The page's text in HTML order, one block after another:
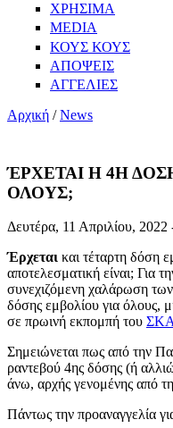
ΧΡΗΣΙΜΑ
MEDIA
ΚΟΥΣ ΚΟΥΣ
ΑΠΟΨΕΙΣ
ΑΓΓΕΛΙΕΣ
Αρχική /News
ΈΡΧΕΤΑΙ Η 4Η
ΟΛΟΥΣ;
Δευτέρα, 11 Απριλίου, 2022
Έρχεται και τέταρτη δόση
αποτελεσματική είναι; Για
συνεχιζόμενη χαλάρωση
δόσης εμβολίου για όλους,
σε πρωινή εκπομπή του
Σημειώνεται πως από την
ραντεβού 4ης δόσης (ή
άνω, αρχής γενομένης από
Πάντως την προαναγγελία